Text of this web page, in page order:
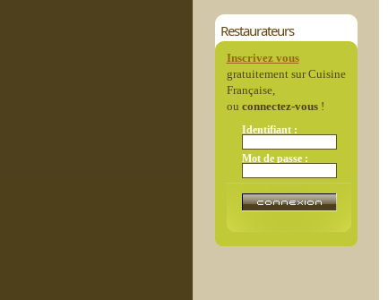
Restaurateurs
Inscrivez vous
gratuitement sur Cuisine
Française,
ou connectez-vous!
Identifiant :
Mot de passe :